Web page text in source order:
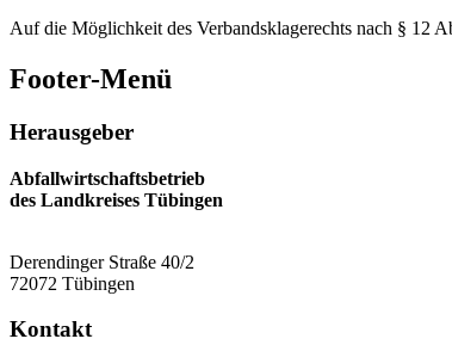
Auf die Möglichkeit des Verbandsklagerechts nach § 12
Footer-Menü
Herausgeber
Abfallwirtschaftsbetrieb
des Landkreises Tübingen
Derendinger Straße 40/2
72072 Tübingen
Kontakt